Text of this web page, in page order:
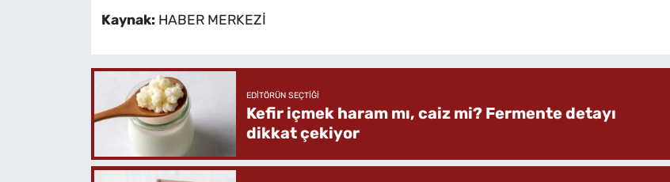
Kaynak: HABER MERKEZİ
EDITÖRÜN SEÇTIĞI
Kefir içmek haram mı, caiz mi? Fermente detayı
dikkat çekiyor